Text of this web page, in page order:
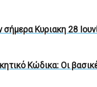
σήμερα Κυριακη 28
Κώδικα: Οι